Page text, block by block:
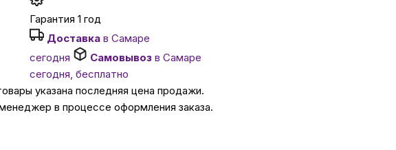
аксессуары
центр Apple в Самаре
сертификаты
Гарантия 1 год
Доставкав Самаре
сегодня
Самовывозв Самаре
сегодня, бесплатно
указана последняя цена продажи.
в процессе оформления заказа.